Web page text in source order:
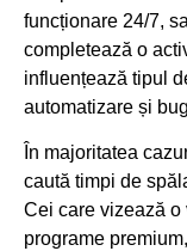
funcționare 24/7,
completează o
influențează tipul
automatizare și
În majoritatea
caută timpi de
Cei care vizează o
programe